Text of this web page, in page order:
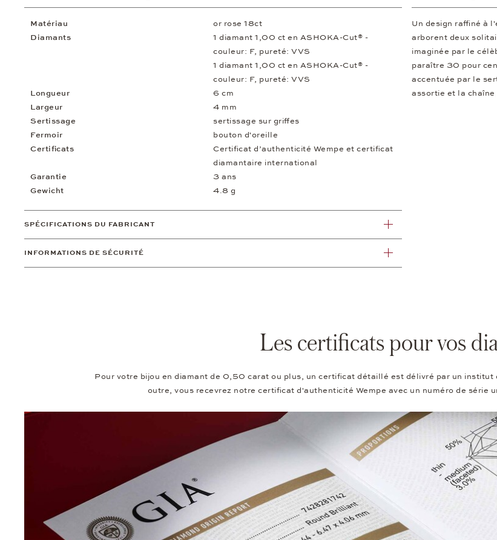
Matériau
or rose 18ct
Diamants
1 diamant 1,00 ct en ASHOKA-Cut® -
couleur: F, pureté: VVS
1 diamant 1,00 ct en ASHOKA-Cut® -
couleur: F, pureté: VVS
Longueur
6 cm
Largeur
4 mm
Sertissage
sertissage sur griffes
Fermoir
bouton d'oreille
Certificats
Certificat d’authenticité Wempe et certificat
diamantaire international
Garantie
3 ans
Gewicht
4.8 g
SPÉCIFICATIONS DU FABRICANT
INFORMATIONS DE SÉCURITÉ
Un design raffiné à
arborent deux
imaginée par le
paraître 30 pour
accentuée par le
assortie et la
Les certificats pour vos
Pour votre bijou en diamant de 0,50 carat ou plus, un certificat détaillé est délivré par un institut
outre, vous recevrez notre certificat d'authenticité Wempe avec un numéro de série